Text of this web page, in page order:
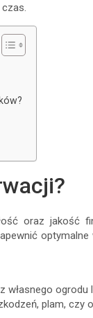
oraz jakość
optymalne
własnego ogrodu
plam, czy